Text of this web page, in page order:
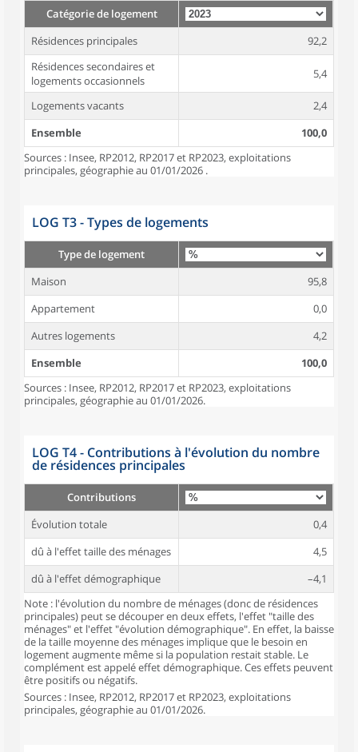
Catégorie de logement
Résidences principales
92,2
Résidences secondaires et
logements occasionnels
5,4
Logements vacants
2,4
Ensemble
100,0
Sources : Insee, RP2012, RP2017 et RP2023, exploitations
principales, géographie au 01/01/2026 .
LOG T3 - Types de logements
Type de logement
Maison
95,8
Appartement
0,0
Autres logements
4,2
Ensemble
100,0
Sources : Insee, RP2012, RP2017 et RP2023, exploitations
principales, géographie au 01/01/2026.
LOG T4 - Contributions à l'évolution du nombre
de résidences principales
Contributions
Évolution totale
0,4
dû à l'effet taille des ménages
4,5
dû à l'effet démographique
–4,1
Note : l'évolution du nombre de ménages (donc de résidences
principales) peut se découper en deux effets, l'effet "taille des
ménages" et l'effet "évolution démographique". En effet, la baisse
de la taille moyenne des ménages implique que le besoin en
logement augmente même si la population restait stable. Le
complément est appelé effet démographique. Ces effets peuvent
être positifs ou négatifs.
Sources : Insee, RP2012, RP2017 et RP2023, exploitations
principales, géographie au 01/01/2026.